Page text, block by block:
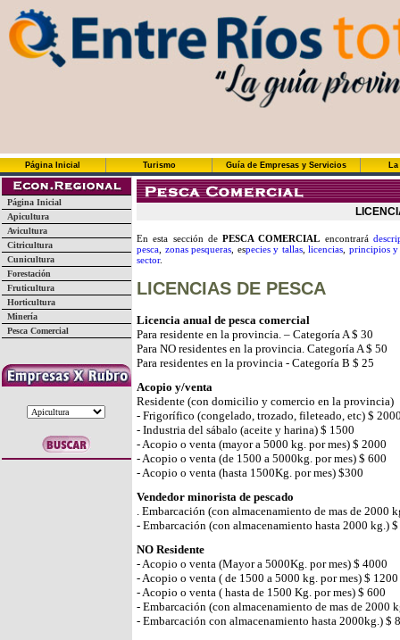
Página Inicial Turismo Guía de Empresas y Servicios
Página Inicial
Apicultura
Avicultura
Citricultura
Cunicultura
Forestación
Fruticultura
Horticultura
Minería
Pesca Comercial
En esta sección de PESCA COMERCIAL encontrará
pesca zonas pesqueras , especies y tallas,licencias principios y
sector.
LICENCIAS DE PESCA
Licencia anual de pesca comercial
Para residente en la provincia. – Categoría A $ 30
Para NO residentes en la provincia. Categoría A $ 50
Para residentes en la provincia - Categoría B $ 25
Acopio y/venta
Residente (con domicilio y comercio en la provincia)
- Frigorífico (congelado, trozado, fileteado, etc) $
- Industria del sábalo (aceite y harina) $ 1500
- Acopio o venta (mayor a 5000 kg. por mes) $ 2000
- Acopio o venta (de 1500 a 5000kg. por mes) $ 600
- Acopio o venta (hasta 1500Kg. por mes) $300
Vendedor minorista de pescado
. Embarcación (con almacenamiento de mas de 2000
- Embarcación (con almacenamiento hasta 2000 kg.)
NO Residente
- Acopio o venta (Mayor a 5000Kg. por mes) $ 4000
- Acopio o venta ( de 1500 a 5000 kg. por mes) $ 1200
- Acopio o venta ( hasta de 1500 Kg. por mes) $ 600
- Embarcación (con almacenamiento de mas de 2000
- Embarcación con almacenamiento hasta 2000kg.) $